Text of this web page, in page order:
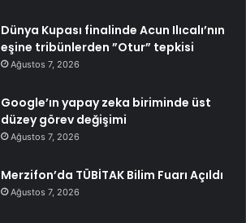
Dünya Kupası finalinde Acun Ilıcalı’nın
eşine tribünlerden ”Otur” tepkisi
Ağustos 7, 2026
Google’ın yapay zeka biriminde üst
düzey görev değişimi
Ağustos 7, 2026
Merzifon’da TÜBİTAK Bilim Fuarı Açıldı
Ağustos 7, 2026